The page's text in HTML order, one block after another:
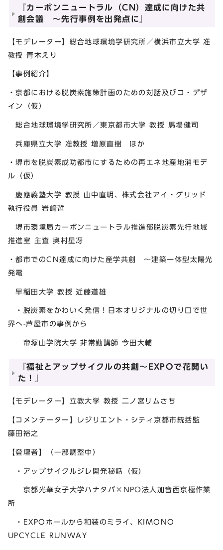
『カーボンニュートラル（CN）達成に向けた共
創会議 ～先行事例を出発点に』
【モデレーター】総合地球環境学研究所／横浜市立大学 准
教授 青木えり
【事例紹介】
・京都における脱炭素施策計画のための対話及びコ・デザ
イン（仮）
総合地球環境学研究所／東京都市大学 教授 馬場健司
兵庫県立大学 准教授 増原直樹 ほか
・堺市を脱炭素成功都市にするための再エネ地産地消モデ
ル（仮）
慶應義塾大学 教授 山中直明、株式会社アイ・グリッド
執行役員 岩崎哲
堺市環境局カーボンニュートラル推進部脱炭素先行地域
推進室 主査 奥村星冴
・都市でのCN達成に向けた産学共創 ～建築一体型太陽光
発電
早稲田大学 教授 近藤道雄
・脱炭素をかわいく発信！日本オリジナルの切り口で世
界へ-芦屋市の事例から
帝塚山学院大学 非常勤講師 今田大輔
『福祉とアップサイクルの共創～EXPOで花開い
た！』
【モデレーター】立教大学 教授 二ノ宮リムさち
【コメンテーター】レジリエント・シティ京都市統括監
藤田裕之
【登壇者】（一部調整中）
・アップサイクルジレ開発秘話（仮）
京都光華女子大学ハナタバ×NPO法人加音西京極作業
所
・EXPOホールから和装のミライ、KIMONO
UPCYCLE RUNWAY